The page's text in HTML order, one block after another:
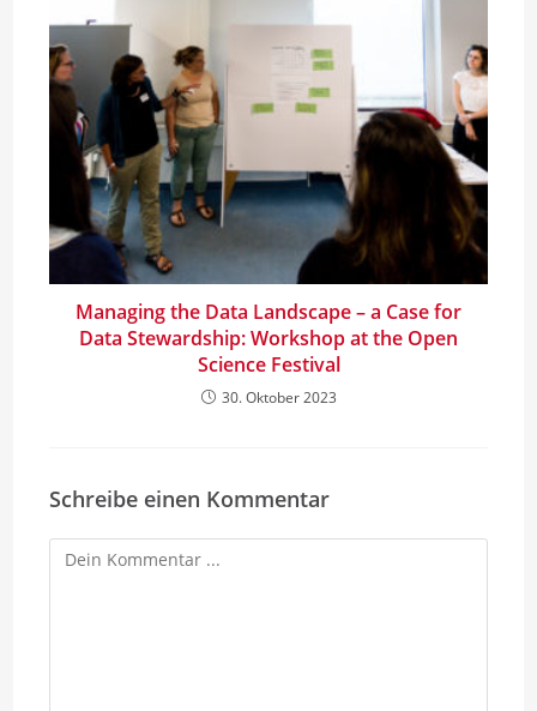
Managing the Data Landscape – a Case for
Data Stewardship: Workshop at the Open
Science Festival
30. Oktober 2023
Schreibe einen Kommentar
Kommentieren